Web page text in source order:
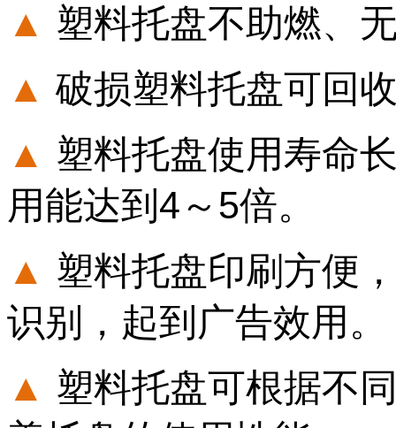
▲ 塑料托盘不助燃、
▲ 破损塑料托盘可回
▲ 塑料托盘使用寿命
用能达到4～5倍。
▲ 塑料托盘印刷方便
识别，起到广告效用。
▲ 塑料托盘可根据不